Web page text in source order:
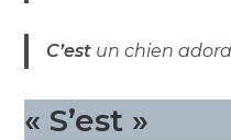
C’est un chien
« S’est »